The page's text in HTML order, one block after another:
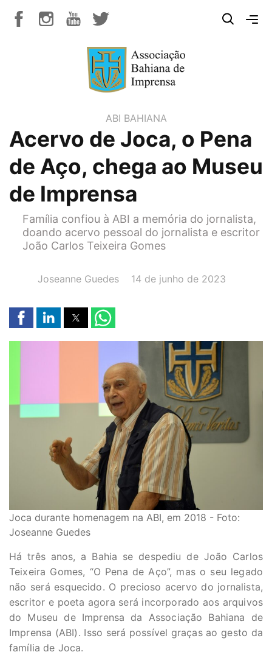
ABI BAHIANA
Acervo de Joca, o Pena
de Aço, chega ao Museu
de Imprensa
Família confiou à ABI a memória do jornalista,
doando acervo pessoal do jornalista e escritor
João Carlos Teixeira Gomes
AUTOR(A):
Joseanne Guedes DATA:
14 de junho de 2023
Joca durante homenagem na ABI, em 2018 - Foto:
Joseanne Guedes
Há três anos, a Bahia se despediu de João Carlos
Teixeira Gomes, “O Pena de Aço”, mas o seu legado
não será esquecido. O precioso acervo do jornalista,
escritor e poeta agora será incorporado aos arquivos
do Museu de Imprensa da Associação Bahiana de
Imprensa (ABI). Isso será possível graças ao gesto da
família de Joca.